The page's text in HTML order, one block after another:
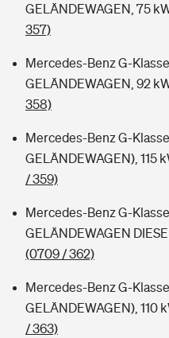
GELÄNDEWAGEN, 75
357)
Mercedes-Benz G-
GELÄNDEWAGEN, 92
358)
Mercedes-Benz G-
GELÄNDEWAGEN), 115
/ 359)
Mercedes-Benz G-
GELÄNDEWAGEN
(0709 / 362)
Mercedes-Benz G-
GELÄNDEWAGEN), 110
/ 363)